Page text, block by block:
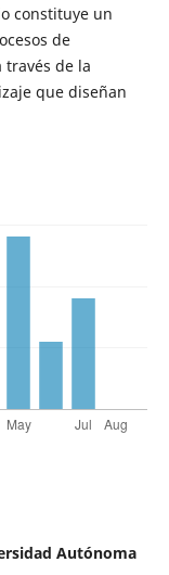
constituye un
de
través de la
que diseñan
Autónoma